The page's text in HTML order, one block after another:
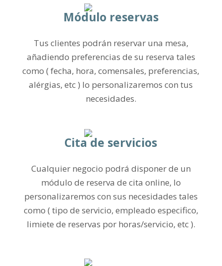
Módulo reservas
Tus clientes podrán reservar una mesa,
añadiendo preferencias de su reserva tales
como ( fecha, hora, comensales, preferencias,
alérgias, etc ) lo personalizaremos con tus
necesidades.
Cita de servicios
Cualquier negocio podrá disponer de un
módulo de reserva de cita online, lo
personalizaremos con sus necesidades tales
como ( tipo de servicio, empleado especifico,
limiete de reservas por horas/servicio, etc ).